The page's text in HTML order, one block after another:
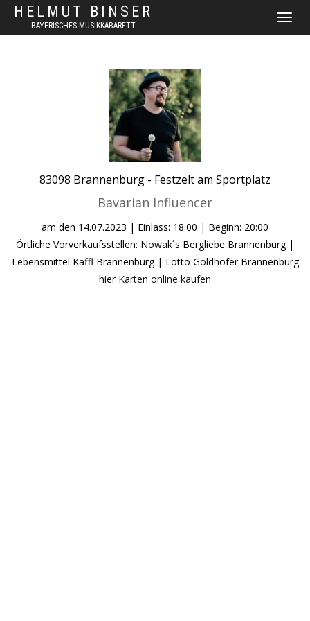
HELMUT BINSER
BAYERISCHES MUSIKKABARETT
83098 Brannenburg - Festzelt am Sportplatz
Bavarian Influencer
am den 14.07.2023 | Einlass: 18:00 | Beginn: 20:00
Örtliche Vorverkaufsstellen: Nowak´s Bergliebe Brannenburg |
Lebensmittel Kaffl Brannenburg | Lotto Goldhofer Brannenburg
hier Karten online kaufen